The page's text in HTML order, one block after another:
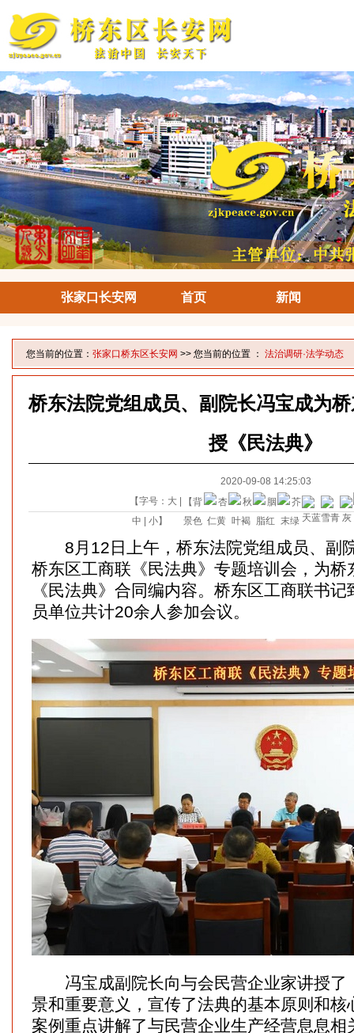
张家口长安网 首页 新闻
您当前的位置： 张家口桥东区长安网 >> 您当前的位置 ： 法治调研·法学动态
桥东法院党组成员、副院长冯宝成为
授《民法典》
2020-09-08 14:25:03
【字号： 大
中
小】
【背
景色
8月12日上午，桥东法院党组成员、副
桥东区工商联《民法典》专题培训会，为桥
《民法典》合同编内容。桥东区工商联书
员单位共计20余人参加会议。
冯宝成副院长向与会民营企业家讲授了
景和重要意义，宣传了法典的基本原则和核
案例重点讲解了与民营企业生产经营息息相